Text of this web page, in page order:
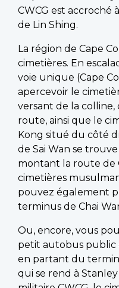
CWCG est
de Lin Shing.
La région de Cape
cimetières. En
voie unique (Cape
apercevoir le
versant de la
route, ainsi que le
Kong situé du côté
de Sai Wan se
montant la route de
cimetières
pouvez également
terminus de Chai
Ou, encore, vous
petit autobus public
en partant du
qui se rend à